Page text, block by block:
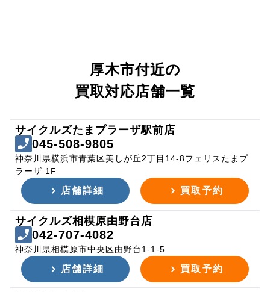
厚木市付近の
買取対応店舗一覧
サイクルズたまプラーザ駅前店
045-508-9805
神奈川県横浜市青葉区美しが丘2丁目14-8フェリスたまプ
ラーザ 1F
店舗詳細 買取予約
サイクルズ相模原由野台店
042-707-4082
神奈川県相模原市中央区由野台1-1-5
店舗詳細 買取予約